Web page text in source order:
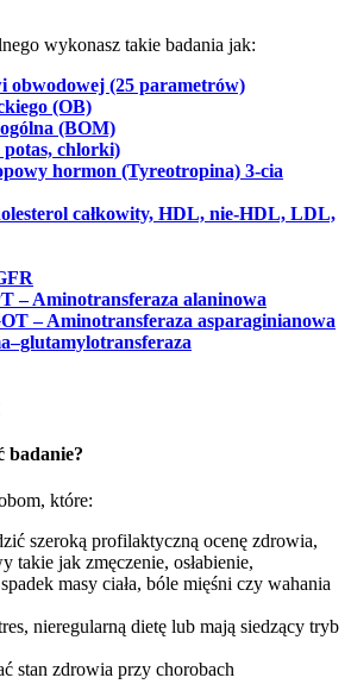
wykonasz takie badania jak:
obwodowej (25 parametrów)
(OB)
(BOM)
potas, chlorki)
hormon (Tyreotropina) 3-cia
całkowity, HDL, nie-HDL, LDL,
– Aminotransferaza alaninowa
– Aminotransferaza asparaginianowa
badanie?
które:
szeroką profilaktyczną ocenę zdrowia,
takie jak zmęczenie, osłabienie,
masy ciała, bóle mięśni czy wahania
nieregularną dietę lub mają siedzący tryb
stan zdrowia przy chorobach